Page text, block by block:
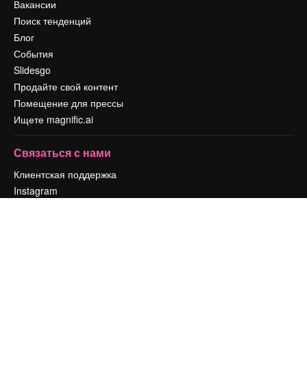
Вакансии
Поиск тенденций
Блог
События
Slidesgo
Продайте свой контент
Помещение для прессы
Ищете magnific.ai
Связаться с нами
Клиентская поддержка
Instagram